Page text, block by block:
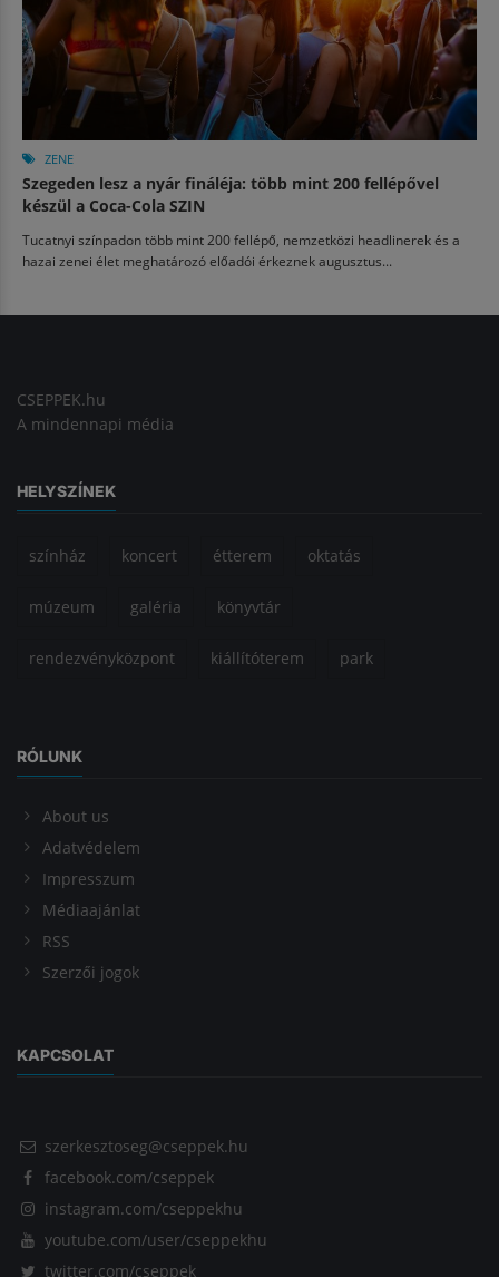
ZENE
Szegeden lesz a nyár fináléja: több mint 200 fellépővel
készül a Coca-Cola SZIN
Tucatnyi színpadon több mint 200 fellépő, nemzetközi headlinerek és a
hazai zenei élet meghatározó előadói érkeznek augusztus...
CSEPPEK.hu
A mindennapi média
HELYSZÍNEK
színház koncert étterem oktatás
múzeum galéria könyvtár
rendezvényközpont kiállítóterem park
RÓLUNK
About us
Adatvédelem
Impresszum
Médiaajánlat
RSS
Szerzői jogok
KAPCSOLAT
szerkesztoseg@cseppek.hu
facebook.com/cseppek
instagram.com/cseppekhu
youtube.com/user/cseppekhu
twitter.com/cseppek